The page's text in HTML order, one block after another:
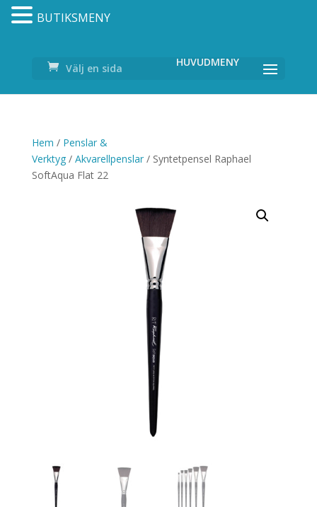
Välj en sida
Hem / Penslar &
Verktyg/ Akvarellpenslar/ Syntetpensel Raphael
SoftAqua Flat 22
BUTIKSMENY